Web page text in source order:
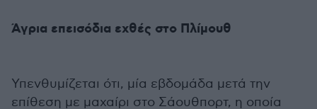
Άγρια επεισόδια εχθές στο Πλίμουθ
Υπενθυμίζεται ότι, μία εβδομάδα μετά την
επίθεση με μαχαίρι στο Σάουθπορτ, η οποία